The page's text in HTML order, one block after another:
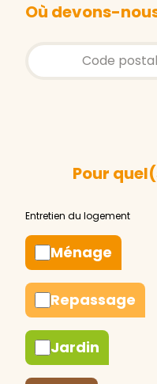
Où devons-
Store locator
Rechercher
Pour
Ménage
Repassage
Jardin